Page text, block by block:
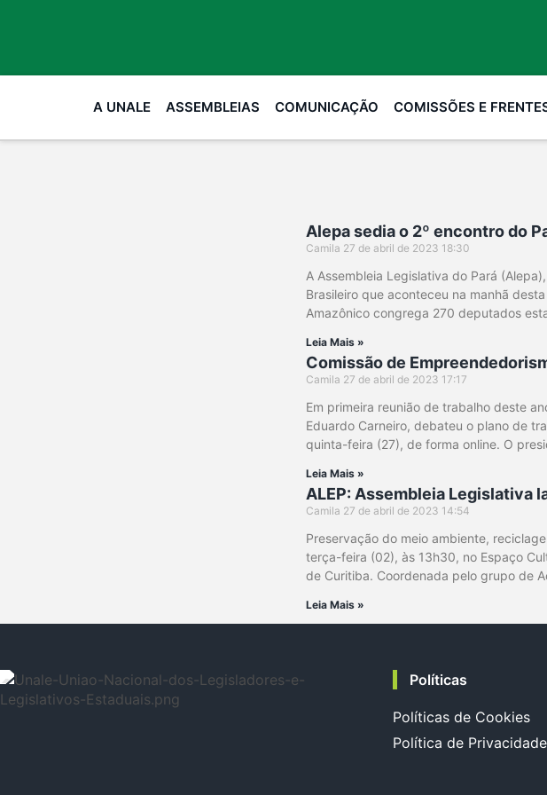
A UNALE ASSEMBLEIAS COMUNICAÇÃO COMISSÕES E
Alepa sedia o 2º encontro do
Camila 27 de abril de 2023 18:30
A Assembleia Legislativa do Pará
Brasileiro que aconteceu na manhã
Amazônico congrega 270 deputados
Leia Mais »
Comissão de
Camila 27 de abril de 2023 17:17
Em primeira reunião de trabalho deste
Eduardo Carneiro, debateu o plano de
quinta-feira (27), de forma online. O
Leia Mais »
ALEP: Assembleia Legislativa
Camila 27 de abril de 2023 14:54
Preservação do meio ambiente,
terça-feira (02), às 13h30, no Espaço
de Curitiba. Coordenada pelo grupo de
Leia Mais »
Políticas
Políticas de Cookies
Política de Privacidade